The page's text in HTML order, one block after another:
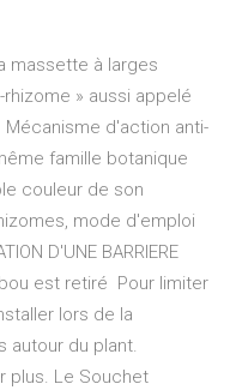
massette à larges
» aussi appelé
d'action anti-
famille botanique
couleur de son
mode d'emploi
D'UNE BARRIERE
est retiré Pour limiter
lors de la
autour du plant.
plus. Le Souchet